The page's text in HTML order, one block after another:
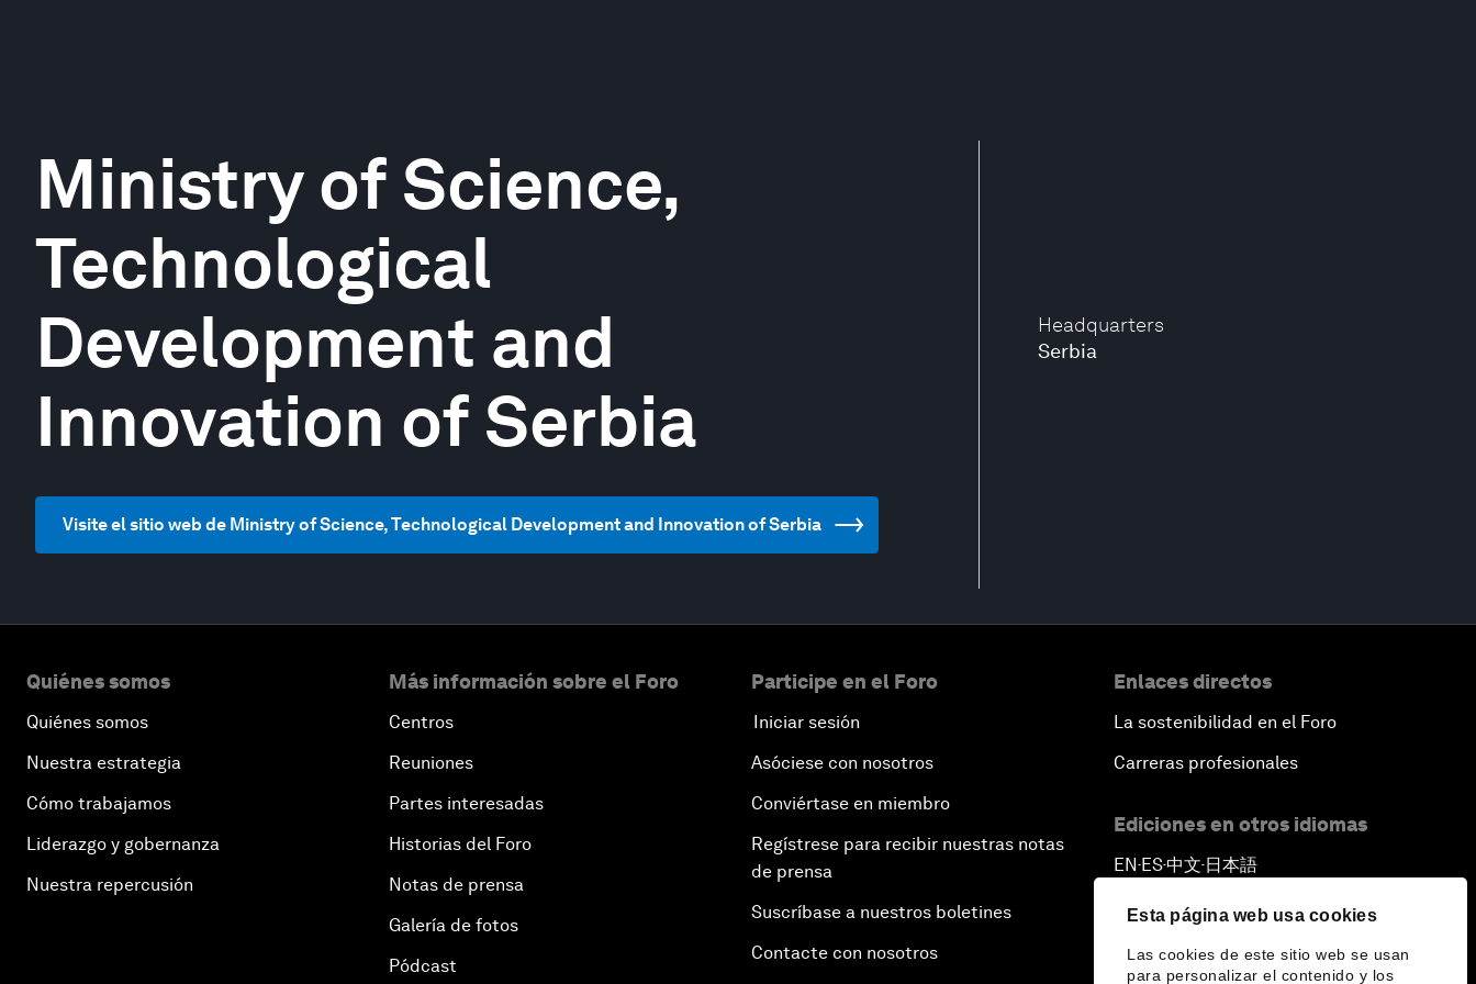
Esta página web usa cookies
Las cookies de este sitio web se usan
para personalizar el contenido y los
Headquarters
Serbia
Ministry of Science,
Technological
Development and
Innovation of Serbia
Visite el sitio web de Ministry of Science, Technological Development and Innovation of Serbia
Quiénes somos
Quiénes somos
Nuestra estrategia
Cómo trabajamos
Liderazgo y gobernanza
Nuestra repercusión
Más información sobre el Foro
Centros
Reuniones
Partes interesadas
Historias del Foro
Notas de prensa
Galería de fotos
Pódcast
Participe en el Foro
Iniciar sesión
Asóciese con nosotros
Conviértase en miembro
Regístrese para recibir nuestras notas
de prensa
Suscríbase a nuestros boletines
Contacte con nosotros
Enlaces directos
La sostenibilidad en el Foro
Carreras profesionales
Ediciones en otros idiomas
EN ▪ES▪中文▪ 日本語